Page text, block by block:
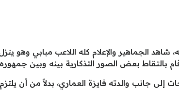
شاهد الجماهير والإعلام كله اللاعب مبابي وهو
بالتقاط بعض الصور التذكارية بينه وبين
إلى جانب والدته فايزة العماري، بدلاً من أن